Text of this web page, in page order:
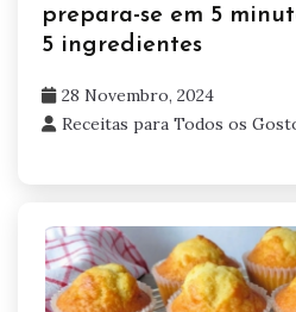
prepara-se em 5
5 ingredientes
28 Novembro, 2024
Receitas para Todos os